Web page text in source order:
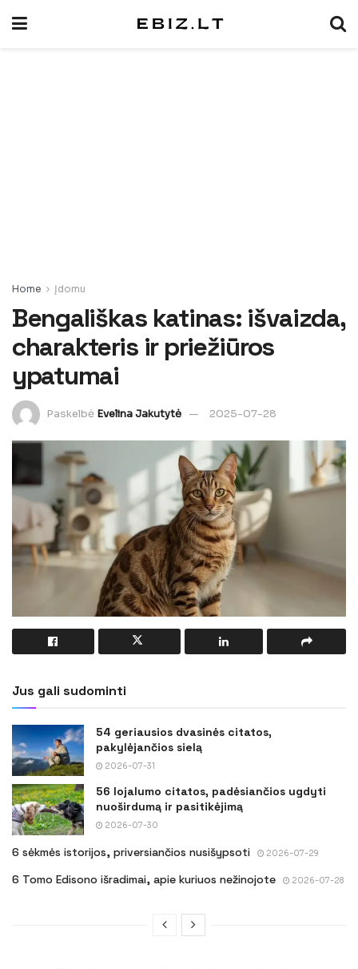
Home Įdomu
Bengališkas katinas: išvaizda,
charakteris ir priežiūros
ypatumai
Paskelbė Evelina Jakutytė 2025-07-28
Jus gali sudominti
54 geriausios dvasinės citatos,
pakylėjančios sielą
2026-07-31
56 lojalumo citatos, padėsiančios ugdyti
nuoširdumą ir pasitikėjimą
2026-07-30
6 sėkmės istorijos, priversiančios nusišypsoti 2026-07-29
6 Tomo Edisono išradimai, apie kuriuos nežinojote 2026-07-28